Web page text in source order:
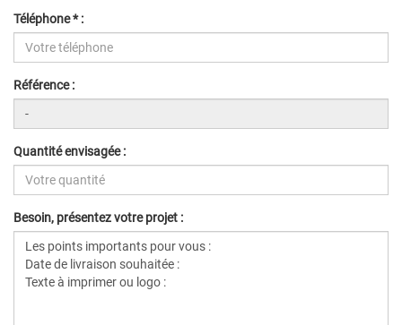
Téléphone * :
Référence :
Quantité envisagée :
Besoin, présentez votre projet :